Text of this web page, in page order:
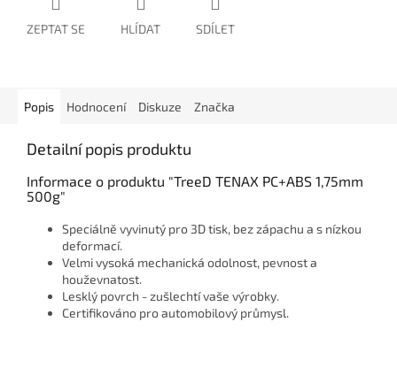
ZEPTAT SE HLÍDAT SDÍLET
Popis Hodnocení Diskuze Značka
Detailní popis produktu
Informace o produktu "TreeD TENAX PC+ABS 1,75mm
500g"
Speciálně vyvinutý pro 3D tisk, bez zápachu a s nízkou
deformací.
Velmi vysoká mechanická odolnost, pevnost a
houževnatost.
Lesklý povrch - zušlechtí vaše výrobky.
Certifikováno pro automobilový průmysl.